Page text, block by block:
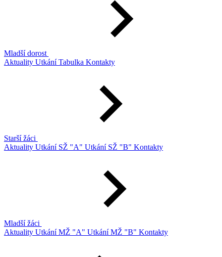
Mladší dorost
Aktuality UtkáníTabulka Kontakty
Starší žáci
Aktuality Utkání SŽ "A" Utkání SŽ "B" Kontakty
Mladší žáci
Aktuality Utkání MŽ "A" Utkání MŽ "B" Kontakty